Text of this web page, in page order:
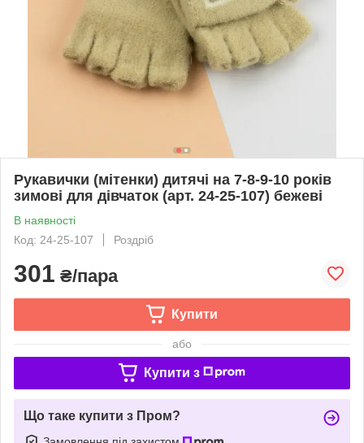
Рукавички (мітенки) дитячі на 7-8-9-10 років
зимові для дівчаток (арт. 24-25-107) бежеві
В наявності
Код: 24-25-107
Роздріб
301 ₴/пара
Купити
або
Купити з
Що таке купити з Пром?